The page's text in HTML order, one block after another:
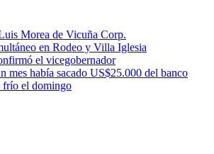
Morea de Vicuña Corp.
en Rodeo y Villa Iglesia
el vicegobernador
había sacado US$25.000 del banco
frío el domingo